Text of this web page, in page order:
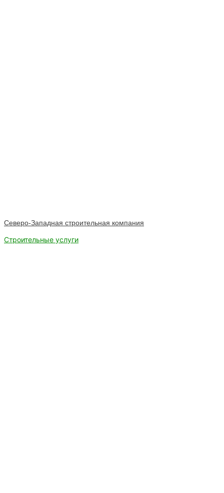
Северо-Западная строительная компания
Строительные услуги